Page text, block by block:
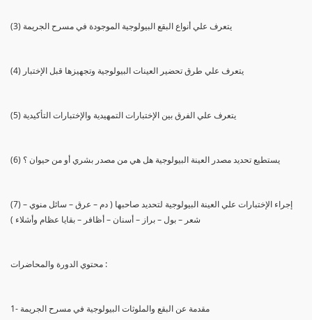
(3) يتعرف علي أنواع البقع البيولوجية الموجودة في مسرح الجريمة
(4) يتعرف علي طرق تحضير العينات البيولوجية وتجهيزها قبل الإختبار
(5) يتعرف علي الفرق بين الإختبارات التمهيدية والإختبارات التأكيدية
(6) يستطيع تحديد مصدر العينة البيولوجية هل هي من مصدر بشري أو من حيوان ؟
(7) إجراء الإختبارات علي العينة البيولوجية لتحديد صاحبها ( دم – عرق – سائل منوي –
شعر – بول – براز – أسنان – أظافر – بقايا عظام وأشلاء )
محتوي الدورة والمحاضرات :
1- مقدمة عن البقع والملوثات البيولوجية في مسرح الجريمة